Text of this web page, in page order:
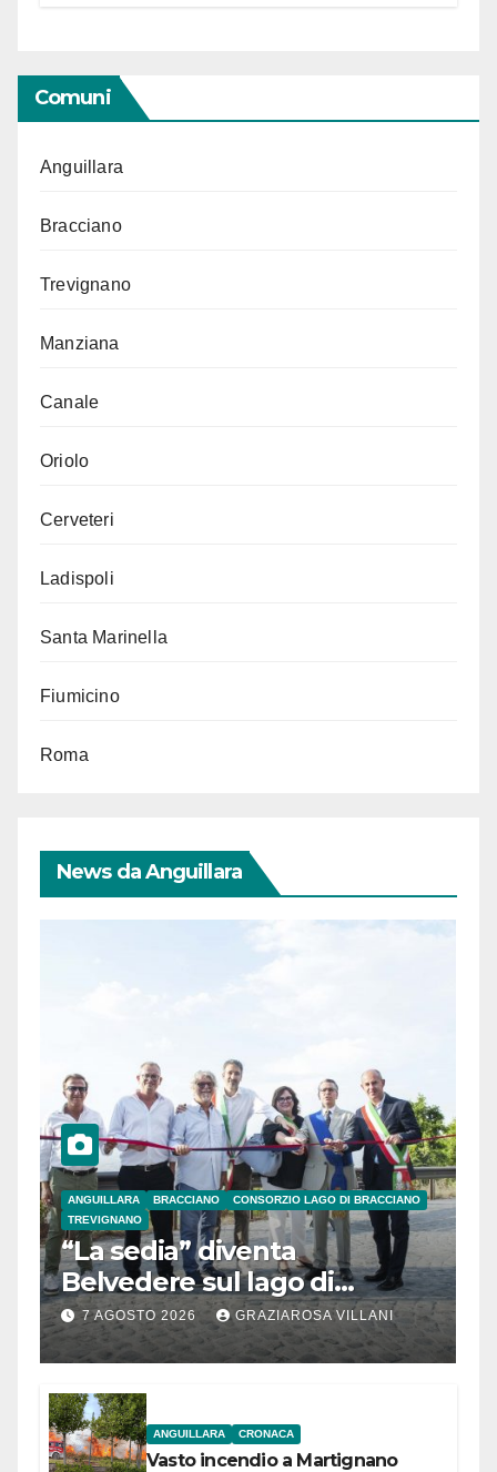
Comuni
Anguillara
Bracciano
Trevignano
Manziana
Canale
Oriolo
Cerveteri
Ladispoli
Santa Marinella
Fiumicino
Roma
News da Anguillara
ANGUILLARA BRACCIANO
CONSORZIO LAGO DI BRACCIANO
TREVIGNANO
“La sedia” diventa
Belvedere sul lago di
Bracciano: ieri
l’inaugurazione
7 AGOSTO 2026 GRAZIAROSA VILLANI
ANGUILLARA CRONACA
Vasto incendio a Martignano